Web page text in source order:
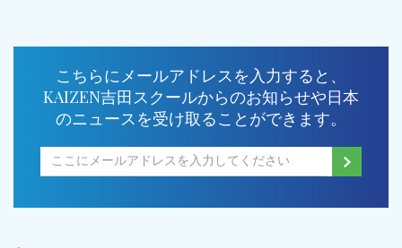
こちらにメールアドレスを入力すると、
KAIZEN吉田スクールからのお知らせや日本
のニュースを受け取ることができます。